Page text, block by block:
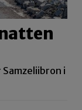
Samzeliibron i